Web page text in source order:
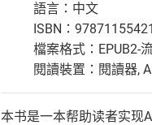
語言：中文
ISBN：
檔案格式：EPUB2-
閱讀裝置：閱讀器,
本书是一本帮助读者实现